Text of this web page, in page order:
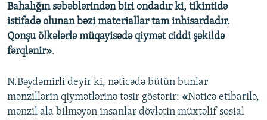
Bahalığın səbəblərindən biri ondadır ki, tikintidə
istifadə olunan bəzi materiallar tam inhisardadır.
Qonşu ölkələrlə müqayisədə qiymət ciddi şəkildə
fərqlənir».
N.Bəydəmirli deyir ki, nəticədə bütün bunlar
mənzillərin qiymətlərinə təsir göstərir: «Nəticə etibarilə,
mənzil ala bilməyən insanlar dövlətin müxtəlif sosial